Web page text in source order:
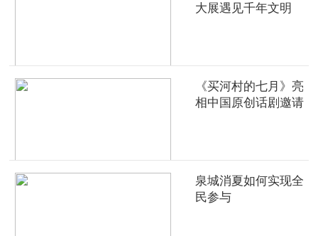
大展遇见千年文明
《买河村的七月》亮
相中国原创话剧邀请
泉城消夏如何实现全
民参与